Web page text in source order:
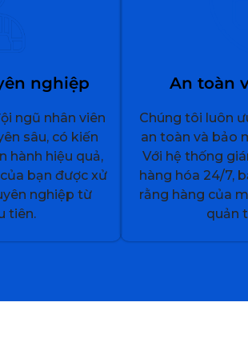
nghiệp
ngũ nhân viên
sâu, có kiến
hành hiệu quả,
bạn được xử
nghiệp từ
tiên.
An toàn
Chúng tôi luôn
an toàn và bảo
Với hệ thống
hàng hóa 24/7,
rằng hàng của
quản